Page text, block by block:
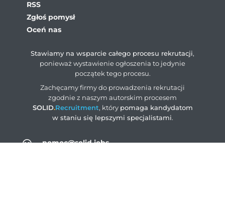
pomoc@solid.jobs
RSS
Zgłoś pomysł
Oceń nas
Stawiamy na wsparcie całego procesu rekrutacji,
ponieważ wystawienie ogłoszenia to jedynie
początek tego procesu.
Zachęcamy firmy do prowadzenia rekrutacji
zgodnie z naszym autorskim procesem
SOLID.Recruitment, który pomaga kandydatom
w staniu się lepszymi specjalistami.